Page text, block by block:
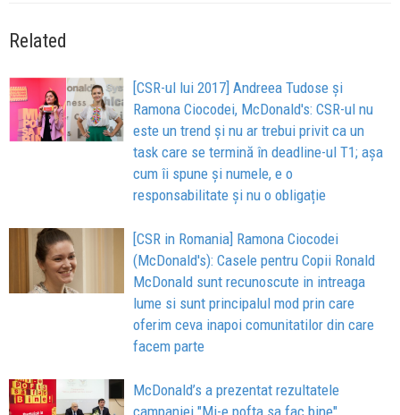
Related
[CSR-ul lui 2017] Andreea Tudose și
Ramona Ciocodei, McDonald's: CSR-ul nu
este un trend și nu ar trebui privit ca un
task care se termină în deadline-ul T1; așa
cum îi spune și numele, e o
responsabilitate și nu o obligație
[CSR in Romania] Ramona Ciocodei
(McDonald's): Casele pentru Copii Ronald
McDonald sunt recunoscute in intreaga
lume si sunt principalul mod prin care
oferim ceva inapoi comunitatilor din care
facem parte
McDonald’s a prezentat rezultatele